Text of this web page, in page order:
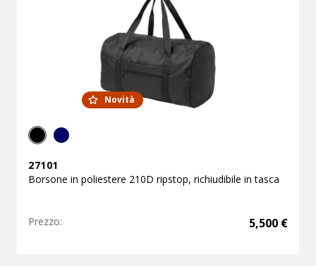
Novità
27101
Borsone in poliestere 210D ripstop, richiudibile in tasca
Prezzo: 5,500 €